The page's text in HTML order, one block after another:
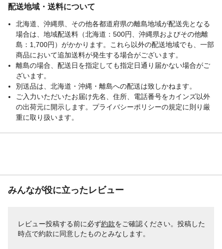
配送地域・送料について
北海道、沖縄県、その他各都道府県の離島地域が配送先となる
場合は、地域配送料（北海道：500円、沖縄県およびその他離
島：1,700円）がかかります。これら以外の配送地域でも、一部
商品において追加送料が発生する場合がございます。
離島の場合、配送日を指定しても指定日通り届かない場合がご
ざいます。
別送品は、北海道・沖縄・離島への配送は致しかねます。
ご入力いただいたお届け先名、住所、電話番号をカインズ以外
の出荷元に開示します。プライバシーポリシーの規定に則り厳
重に取り扱います。
みんなが役に立ったレビュー
レビュー投稿する前に必ず約款をご確認ください。投稿した
時点で約款に同意したものとみなします。